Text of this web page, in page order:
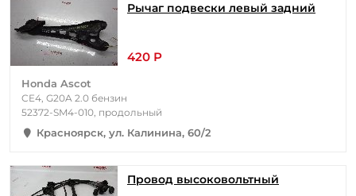
Рычаг подвески левый задний
420 Р
Honda Ascot
CE4, G20A 2.0 бензин
52372-SM4-010, продольный
Красноярск, ул. Калинина, 60/2
Провод высоковольтный